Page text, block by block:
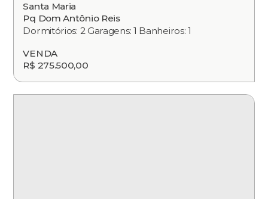
Santa Maria
Pq Dom Antônio Reis
Dormitórios: 2 Garagens: 1 Banheiros: 1
VENDA
R$ 275.500,00